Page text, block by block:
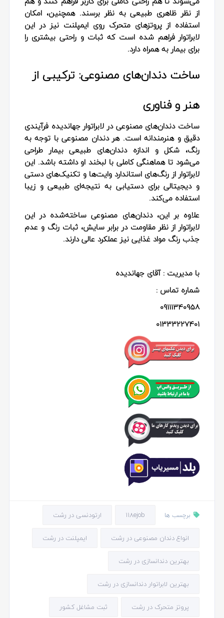
از نظر ظاهری طبیعی به نظر برسند. همچنین، امکان
استفاده از پروتزهای متحرک روی ایمپلنت نیز در این
لابراتوار فراهم شده است که ثبات و راحتی بیشتری را
برای بیمار به همراه دارد.
ساخت دندان‌های مصنوعی: ترکیبی از
هنر و فناوری
ساخت دندان‌های مصنوعی در لابراتوار جهاندیده فرآیندی
دقیق و هنرمندانه است. هر دندان مصنوعی با توجه به
رنگ، شکل و اندازه دندان‌های طبیعی بیمار طراحی
می‌شود تا هماهنگی کاملی با لبخند او داشته باشد. این
لابراتوار از رنگ‌های استاندارد وایت‌ها و تکنیک‌های دستی
و دیجیتالی برای دستیابی به نتیجه‌ای طبیعی و زیبا
استفاده می‌کند.
علاوه بر این، دندان‌های مصنوعی ساخته‌شده در این
لابراتوار از نظر مقاومت در برابر سایش، ثبات رنگ و عدم
جذب رنگ مواد غذایی نیز عملکرد عالی دارند.
با مدیریت : آقای جهاندیده
شماره تماس :
09111340958
01333227401
برچسب ها 118ejob ارتودنسی در رشت
انواع دندان مصنوعی در رشت ایمپلنت در رشت
بهترین دندانسازی در رشت
بهترین لابراتوار دندانسازی در رشت
پروتز متحرک در رشت ثبت مشاغل کشور